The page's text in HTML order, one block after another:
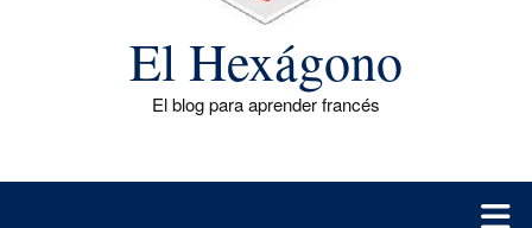
El Hexágono
El blog para aprender francés